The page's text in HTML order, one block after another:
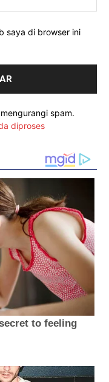
saya di browser ini
spam.
diproses